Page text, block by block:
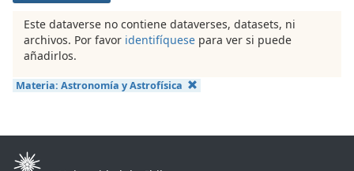
Este dataverse no contiene dataverses, datasets, ni
archivos. Por favor identifíquese para ver si puede
añadirlos.
Materia: Astronomía y Astrofísica